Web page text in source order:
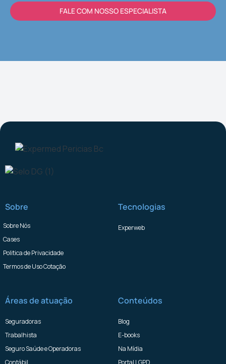
FALE COM NOSSO ESPECIALISTA
Sobre
Sobre Nós
Cases
Politica de Privacidade
Termos de Uso Cotação
Tecnologias
Experweb
Áreas de atuação
Seguradoras
Trabalhista
Seguro Saúde e Operadoras
Conteúdos
Blog
E-books
Na Mídia